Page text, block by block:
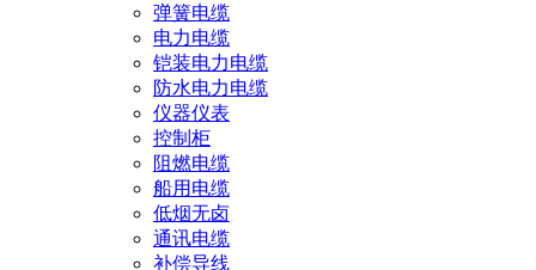
弹簧电缆
电力电缆
铠装电力电缆
防水电力电缆
仪器仪表
控制柜
阻燃电缆
船用电缆
低烟无卤
通讯电缆
补偿导线